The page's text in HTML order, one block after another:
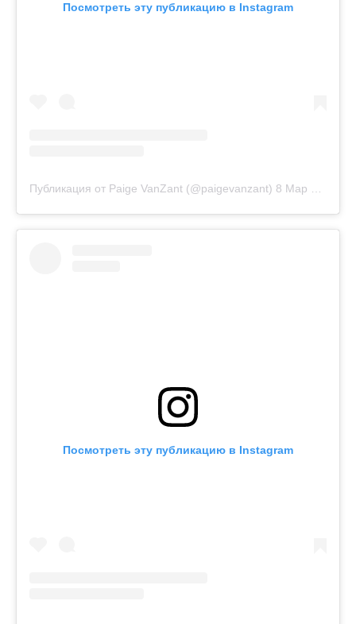
Посмотреть эту публикацию в Instagram
Публикация от Paige VanZant (@paigevanzant) 8 Мар 2019 в 10:58 PST
Посмотреть эту публикацию в Instagram